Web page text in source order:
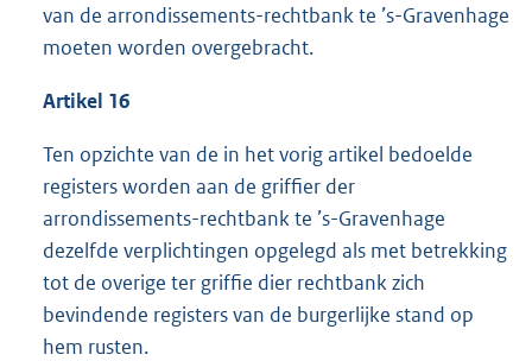
van de arrondissements-rechtbank te ’s-Gravenhage
moeten worden overgebracht.
Artikel 16
Ten opzichte van de in het vorig artikel bedoelde
registers worden aan de griffier der
arrondissements-rechtbank te ’s-Gravenhage
dezelfde verplichtingen opgelegd als met betrekking
tot de overige ter griffie dier rechtbank zich
bevindende registers van de burgerlijke stand op
hem rusten.